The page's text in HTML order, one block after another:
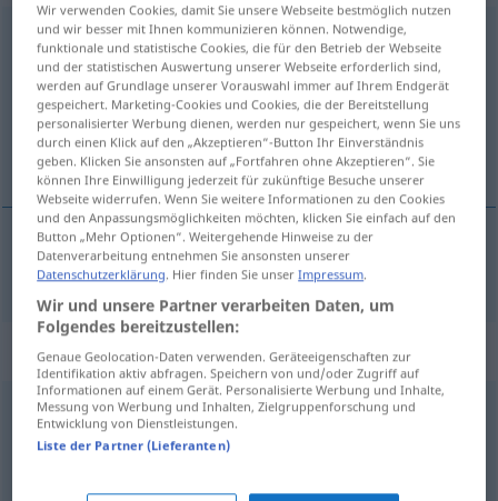
anbieten
Übersicht aller Übersetzungen
(Für mehr Details die Übersetzung anklicken/antippen)
aanbieden
aanbieden anbieten
Synonyme für "anbieten"
(sich) empfehlen,naheliegen
Wir verwenden Cookies, damit Sie unsere Webseite bestmöglich nutzen
und wir besser mit Ihnen kommunizieren können. Notwendige,
funktionale und statistische Cookies, die für den Betrieb der Webseite
und der statistischen Auswertung unserer Webseite erforderlich sind,
werden auf Grundlage unserer Vorauswahl immer auf Ihrem Endgerät
gespeichert. Marketing-Cookies und Cookies, die der Bereitstellung
personalisierter Werbung dienen, werden nur gespeichert, wenn Sie uns
durch einen Klick auf den „Akzeptieren“-Button Ihr Einverständnis
geben. Klicken Sie ansonsten auf „Fortfahren ohne Akzeptieren“. Sie
können Ihre Einwilligung jederzeit für zukünftige Besuche unserer
Webseite widerrufen. Wenn Sie weitere Informationen zu den Cookies
und den Anpassungsmöglichkeiten möchten, klicken Sie einfach auf den
Button „Mehr Optionen“. Weitergehende Hinweise zu der
Datenverarbeitung entnehmen Sie ansonsten unserer
Datenschutzerklärung. Hier finden Sie unserImpressum.
Wir und unsere Partner verarbeiten Daten, um
Folgendes bereitzustellen:
Genaue Geolocation-Daten verwenden. Geräteeigenschaften zur
Identifikation aktiv abfragen. Speichern von und/oder Zugriff auf
Informationen auf einem Gerät. Personalisierte Werbung und Inhalte,
Messung von Werbung und Inhalten, Zielgruppenforschung und
Entwicklung von Dienstleistungen.
Liste der Partner (Lieferanten)